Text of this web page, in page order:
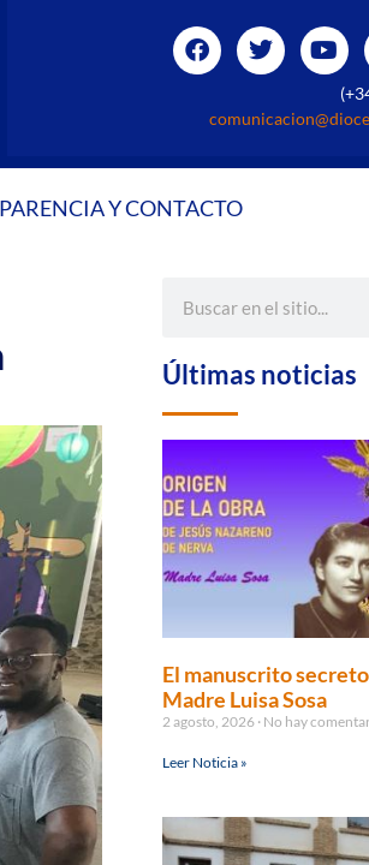
Y CONTACTO
Últimas noticias
El manuscrito
Madre Luisa Sosa
2 agosto, 2026 No hay
Leer Noticia »